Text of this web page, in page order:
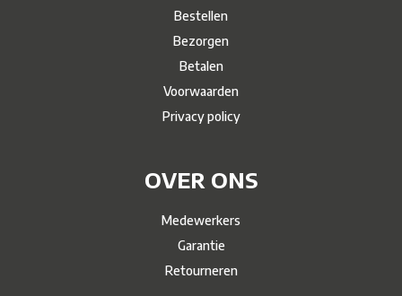
Bestellen
Bezorgen
Betalen
Voorwaarden
Privacy policy
OVER ONS
Medewerkers
Garantie
Retourneren